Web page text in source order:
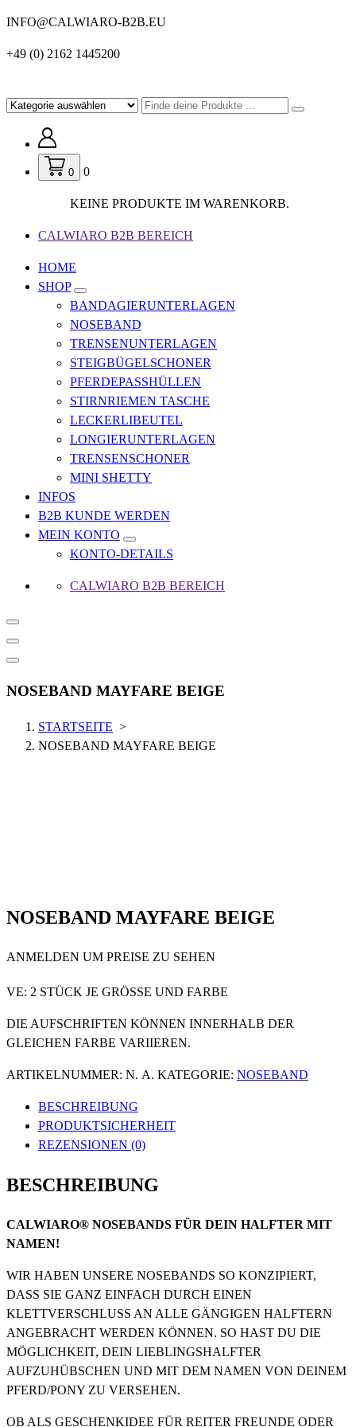
SPRINGE
INHALT
INFO@CALWIARO-B2B.EU
+49 (0) 2162 1445200
0 0
KEINE PRODUKTE IM WARENKORB.
CALWIARO B2B BEREICH
HOME
SHOP
BANDAGIERUNTERLAGEN
NOSEBAND
TRENSENUNTERLAGEN
STEIGBÜGELSCHONER
PFERDEPASSHÜLLEN
STIRNRIEMEN TASCHE
LECKERLIBEUTEL
LONGIERUNTERLAGEN
TRENSENSCHONER
MINI SHETTY
INFOS
B2B KUNDE WERDEN
MEIN KONTO
KONTO-DETAILS
CALWIARO B2B BEREICH
NOSEBAND MAYFARE BEIGE
STARTSEITE >
NOSEBAND MAYFARE BEIGE
NOSEBAND MAYFARE BEIGE
ANMELDEN UM PREISE ZU SEHEN
VE: 2 STÜCK JE GRÖSSE UND FARBE
DIE AUFSCHRIFTEN KÖNNEN INNERHALB DER
GLEICHEN FARBE VARIIEREN.
ARTIKELNUMMER: N. A. KATEGORIE: NOSEBAND
BESCHREIBUNG
PRODUKTSICHERHEIT
REZENSIONEN (0)
BESCHREIBUNG
CALWIARO® NOSEBANDS FÜR DEIN HALFTER MIT
NAMEN!
WIR HABEN UNSERE NOSEBANDS SO KONZIPIERT,
DASS SIE GANZ EINFACH DURCH EINEN
KLETTVERSCHLUSS AN ALLE GÄNGIGEN HALFTERN
ANGEBRACHT WERDEN KÖNNEN. SO HAST DU DIE
MÖGLICHKEIT, DEIN LIEBLINGSHALFTER
AUFZUHÜBSCHEN UND MIT DEM NAMEN VON DEINEM
PFERD/PONY ZU VERSEHEN.
OB ALS GESCHENKIDEE FÜR REITER FREUNDE ODER